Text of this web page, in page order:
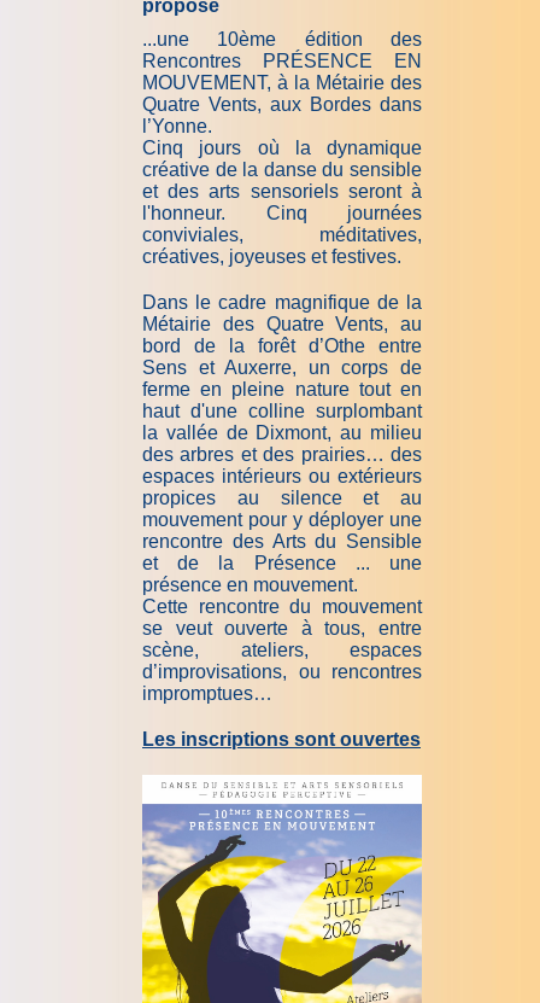
propose
...une 10ème édition des
Rencontres PRÉSENCE EN
MOUVEMENT, à la Métairie des
Quatre Vents, aux Bordes dans
l’Yonne.
Cinq jours où la dynamique
créative de la danse du sensible
et des arts sensoriels seront à
l'honneur. Cinq journées
conviviales, méditatives,
créatives, joyeuses et festives.
Dans le cadre magnifique de la
Métairie des Quatre Vents, au
bord de la forêt d’Othe entre
Sens et Auxerre, un corps de
ferme en pleine nature tout en
haut d'une colline surplombant
la vallée de Dixmont, au milieu
des arbres et des prairies… des
espaces intérieurs ou extérieurs
propices au silence et au
mouvement pour y déployer une
rencontre des Arts du Sensible
et de la Présence ... une
présence en mouvement.
Cette rencontre du mouvement
se veut ouverte à tous, entre
scène, ateliers, espaces
d’improvisations, ou rencontres
impromptues…
Les inscriptions sont ouvertes